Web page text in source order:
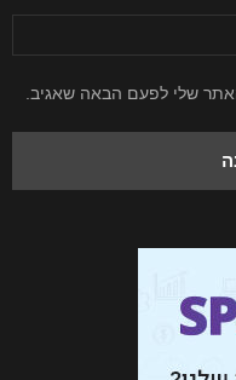
שלי לפעם הבאה שאגיב.